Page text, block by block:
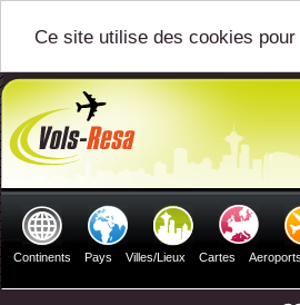
Ce site utilise des cookies
Continents Pays Villes/Lieux Cartes Aeroports